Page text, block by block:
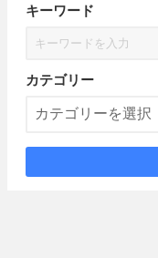
キーワード
カテゴリー